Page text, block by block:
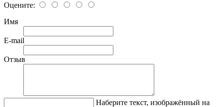
Оцените:
Имя
E-mail
Отзыв
Наберите текст, изображённый на